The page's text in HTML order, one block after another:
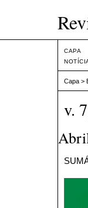
CAPA
Capa >
v.